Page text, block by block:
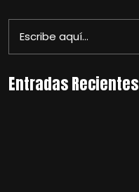
Entradas Recientes